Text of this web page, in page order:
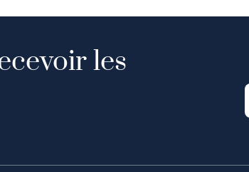
les